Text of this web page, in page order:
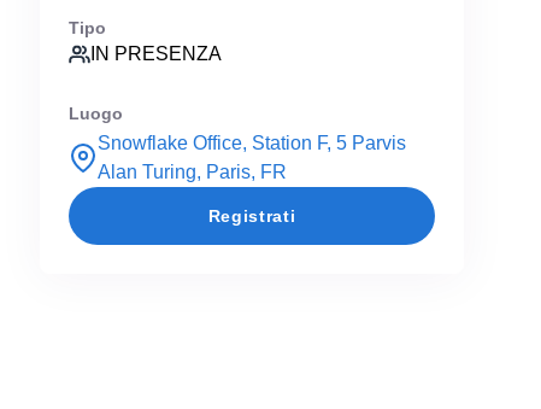
Tipo
IN PRESENZA
Luogo
Snowflake Office, Station F, 5 Parvis
Alan Turing, Paris, FR
Registrati